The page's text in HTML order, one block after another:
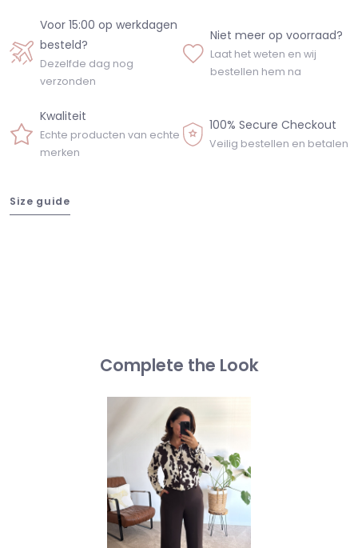
Voor 15:00 op werkdagen
besteld?
Dezelfde dag nog
verzonden
Niet meer op voorraad?
Laat het weten en wij
bestellen hem na
Kwaliteit
Echte producten van echte
merken
100% Secure Checkout
Veilig bestellen en betalen
Size guide
Complete the Look